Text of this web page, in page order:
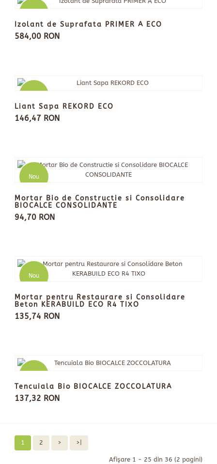
Izolant de Suprafata PRIMER A ECO
584,00 RON
Liant Sapa REKORD ECO
146,47 RON
Nou
Mortar Bio de Constructie si Consolidare
BIOCALCE CONSOLIDANTE
94,70 RON
Nou
Mortar pentru Restaurare si Consolidare
Beton KERABUILD ECO R4 TIXO
135,74 RON
Tencuiala Bio BIOCALCE ZOCCOLATURA
137,32 RON
1 2 > >|
Afişare 1 - 25 din 36 (2 pagini)